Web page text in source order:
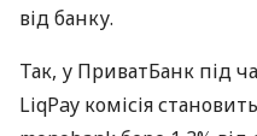
від банку.
Так, у ПриватБанк під
LiqPay комісія